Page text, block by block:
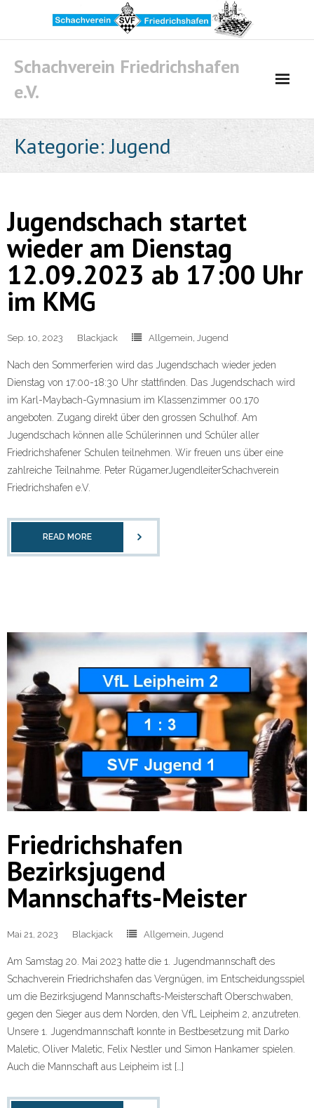
content
Schachverein Friedrichshafen
e.V.
Kategorie:Jugend
Jugendschach startet
wieder am Dienstag
12.09.2023 ab 17:00 Uhr
im KMG
Sep. 10, 2023 Blackjack Allgemein, Jugend
Nach den Sommerferien wird das Jugendschach wieder jeden
Dienstag von 17:00-18:30 Uhr stattfinden. Das Jugendschach wird
im Karl-Maybach-Gymnasium im Klassenzimmer 00.170
angeboten. Zugang direkt über den grossen Schulhof. Am
Jugendschach können alle Schülerinnen und Schüler aller
Friedrichshafener Schulen teilnehmen. Wir freuen uns über eine
zahlreiche Teilnahme. Peter RügamerJugendleiterSchachverein
Friedrichshafen e.V.
READ MORE
Friedrichshafen
Bezirksjugend
Mannschafts-Meister
Mai 21, 2023 Blackjack Allgemein Jugend
Am Samstag 20. Mai 2023 hatte die 1. Jugendmannschaft des
Schachverein Friedrichshafen das Vergnügen, im Entscheidungsspiel
um die Bezirksjugend Mannschafts-Meisterschaft Oberschwaben,
gegen den Sieger aus dem Norden, den VfL Leipheim 2, anzutreten.
Unsere 1. Jugendmannschaft konnte in Bestbesetzung mit Darko
Maletic, Oliver Maletic, Felix Nestler und Simon Hankamer spielen.
Auch die Mannschaft aus Leipheim ist […]